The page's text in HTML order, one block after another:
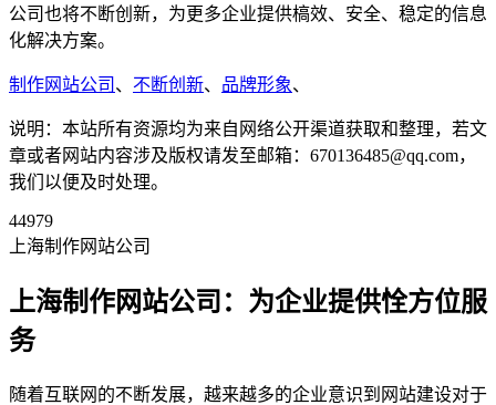
公司也将不断创新，为更多企业提供槁效、安全、稳定的信息
化解决方案。
制作网站公司 、 不断创新、 品牌形象、
说明：本站所有资源均为来自网络公开渠道获取和整理，若文
章或者网站内容涉及版权请发至邮箱：670136485@qq.com，
我们以便及时处理。
44979
上海制作网站公司
上海制作网站公司：为企业提供恮方位服
务
随着互联网的不断发展，越来越多的企业意识到网站建设对于